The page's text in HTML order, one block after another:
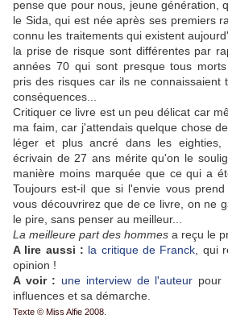
pense que pour nous, jeune génération,
le Sida, qui est née après ses premiers
connu les traitements qui existent
la prise de risque sont différentes par
années 70 qui sont presque tous
pris des risques car ils ne connaissaient
conséquences...
Critiquer ce livre est un peu délicat car
ma faim, car j'attendais quelque chose
léger et plus ancré dans les
écrivain de 27 ans mérite qu'on le
manière moins marquée que ce qui a
Toujours est-il que si l'envie vous
vous découvrirez que de ce livre, on ne
le pire, sans penser au meilleur...
La meilleure part des hommes a reçu le
A lire aussi : la critique de Franck , qui
opinion !
A voir : une interview de l'auteur pour
influences et sa démarche.
Texte © Miss Alfie 2008.